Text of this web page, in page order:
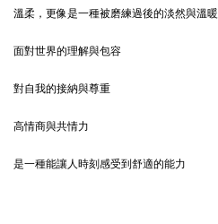
溫柔，更像是一種被磨練過後的淡然與溫暖
面對世界的理解與包容
對自我的接納與尊重
高情商與共情力
是一種能讓人時刻感受到舒適的能力